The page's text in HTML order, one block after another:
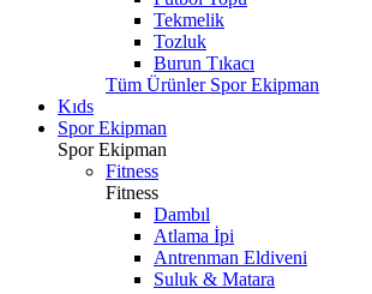
Tekmelik
Tozluk
Burun Tıkacı
Tüm Ürünler Spor Ekipman
Kıds
Spor Ekipman
Spor Ekipman
Fitness
Fitness
Dambıl
Atlama İpi
Antrenman Eldiveni
Suluk & Matara